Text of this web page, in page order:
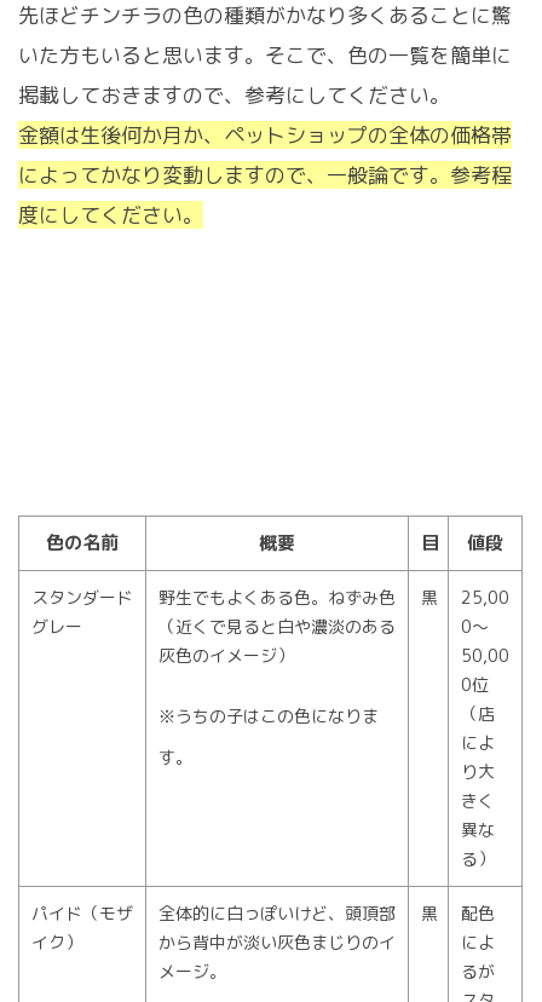
先ほどチンチラの色の種類がかなり多くあることに驚
いた方もいると思います。そこで、色の一覧を簡単に
掲載しておきますので、参考にしてください。
金額は生後何か月か、ペットショップの全体の価格帯
によってかなり変動しますので、一般論です。参考程
度にしてください。
色の名前 概要 目 値段
スタンダード
グレー
野生でもよくある色。ねずみ色
（近くで見ると白や濃淡のある
灰色のイメージ）
※うちの子はこの色になりま
す。
黒
25,00
0～
50,00
0位
（店
によ
り大
きく
異な
る）
パイド（モザ
イク）
全体的に白っぽいけど、頭頂部
から背中が淡い灰色まじりのイ
メージ。
黒
配色
によ
るが